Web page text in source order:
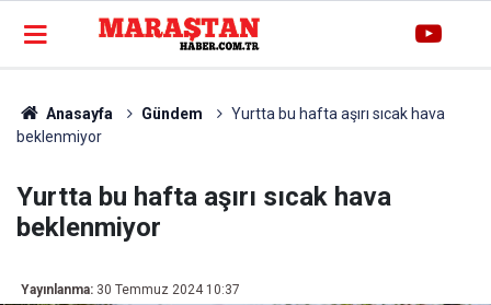
Anasayfa Gündem
Yurtta bu hafta aşırı sıcak hava
beklenmiyor
Yurtta bu hafta aşırı sıcak hava
beklenmiyor
Yayınlanma: 30 Temmuz 2024 10:37